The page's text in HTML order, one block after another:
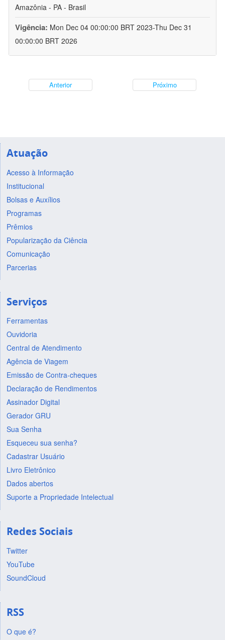
Amazônia - PA - Brasil
Vigência: Mon Dec 04 00:00:00 BRT 2023-Thu Dec 31
00:00:00 BRT 2026
Anterior Próximo
Atuação
Acesso à Informação
Institucional
Bolsas e Auxílios
Programas
Prêmios
Popularização da Ciência
Comunicação
Parcerias
Serviços
Ferramentas
Ouvidoria
Central de Atendimento
Agência de Viagem
Emissão de Contra-cheques
Declaração de Rendimentos
Assinador Digital
Gerador GRU
Sua Senha
Esqueceu sua senha?
Cadastrar Usuário
Livro Eletrônico
Dados abertos
Suporte a Propriedade Intelectual
Redes Sociais
Twitter
YouTube
SoundCloud
RSS
O que é?